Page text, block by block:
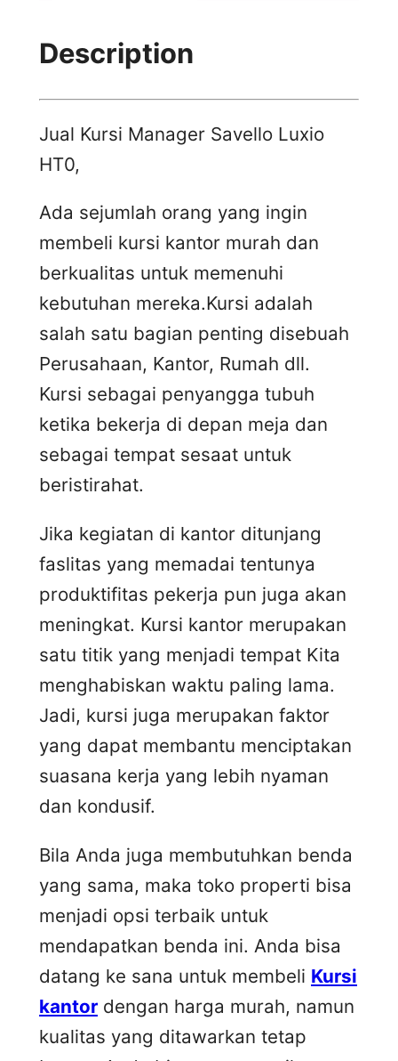
Description
Jual Kursi Manager Savello Luxio
HT0,
Ada sejumlah orang yang ingin
membeli kursi kantor murah dan
berkualitas untuk memenuhi
kebutuhan mereka.Kursi adalah
salah satu bagian penting disebuah
Perusahaan, Kantor, Rumah dll.
Kursi sebagai penyangga tubuh
ketika bekerja di depan meja dan
sebagai tempat sesaat untuk
beristirahat.
Jika kegiatan di kantor ditunjang
faslitas yang memadai tentunya
produktifitas pekerja pun juga akan
meningkat. Kursi kantor merupakan
satu titik yang menjadi tempat Kita
menghabiskan waktu paling lama.
Jadi, kursi juga merupakan faktor
yang dapat membantu menciptakan
suasana kerja yang lebih nyaman
dan kondusif.
Bila Anda juga membutuhkan benda
yang sama, maka toko properti bisa
menjadi opsi terbaik untuk
mendapatkan benda ini. Anda bisa
datang ke sana untuk membeli Kursi
kantor dengan harga murah, namun
kualitas yang ditawarkan tetap